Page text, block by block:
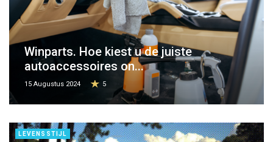
Winparts. Hoe kiest u de juiste
autoaccessoires on...
15 Augustus 2024 5
LEVENSSTIJL